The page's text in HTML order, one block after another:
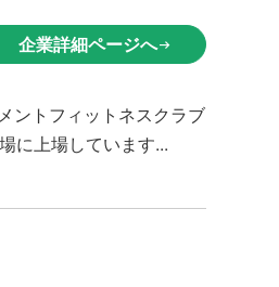
企業詳細ページへarrow_right_alt
ントフィットネスクラブ
に上場しています...